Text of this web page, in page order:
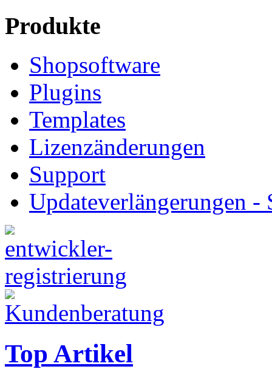
Produkte
Shopsoftware
Plugins
Templates
Lizenzänderungen
Support
Updateverlängerungen -
Top Artikel